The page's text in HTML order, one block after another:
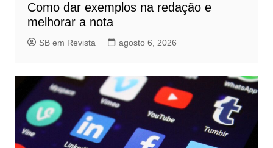
Como dar exemplos na redação e
melhorar a nota
SB em Revista agosto 6, 2026